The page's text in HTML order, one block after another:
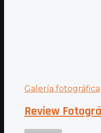
Galería fotográfica
Review